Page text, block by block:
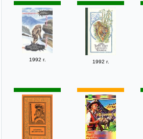
1992 г. 1992 г.